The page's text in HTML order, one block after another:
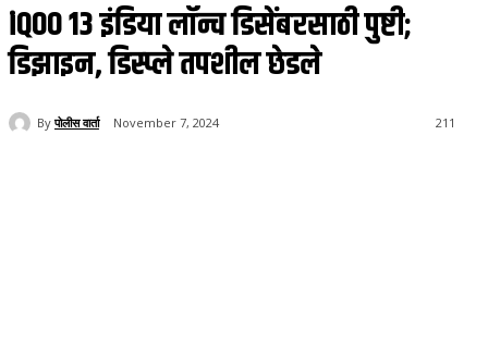
iQOO 13 इंडिया लॉन्च डिसेंबरसाठी पुष्टी;
डिझाइन, डिस्प्ले तपशील छेडले
By पोलीस वार्ता November 7, 2024 211